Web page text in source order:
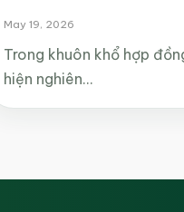
May 19, 2026
Trong khuôn khổ hợp
hiện nghiên…